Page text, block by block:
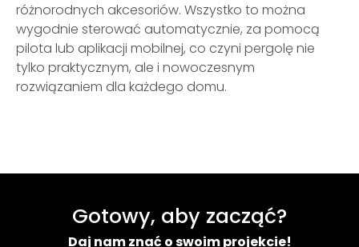
różnorodnych akcesoriów. Wszystko to można
wygodnie sterować automatycznie, za pomocą
pilota lub aplikacji mobilnej, co czyni pergolę nie
tylko praktycznym, ale i nowoczesnym
rozwiązaniem dla każdego domu.
Gotowy, aby zacząć?
Daj nam znać o swoim projekcie!